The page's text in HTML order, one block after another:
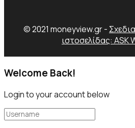
© 2021 moneyview.gr -
ιστοσελίδας: ASK
Welcome Back!
Login to your account below